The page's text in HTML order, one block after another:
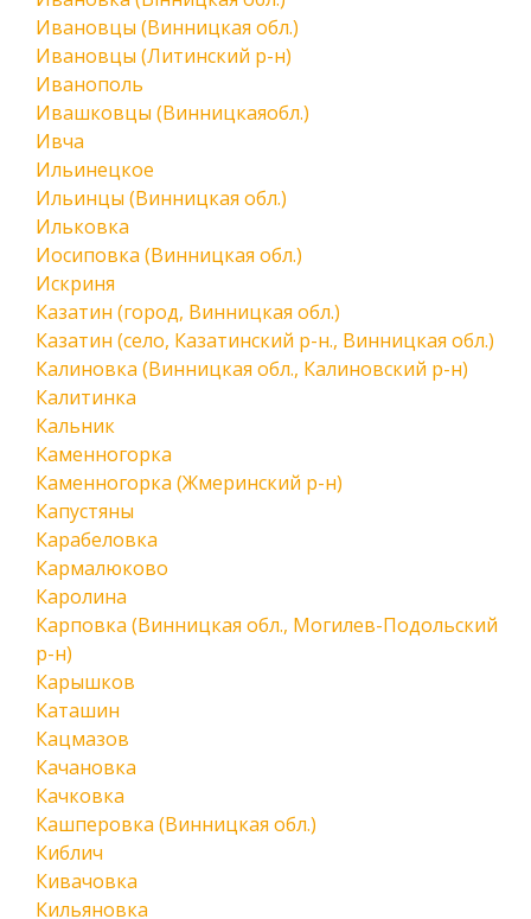
Ивановцы (Винницкая обл.)
Ивановцы (Литинский р-н)
Иванополь
Ивашковцы (Винницкаяобл.)
Ивча
Ильинецкое
Ильинцы (Винницкая обл.)
Ильковка
Иосиповка (Винницкая обл.)
Искриня
Казатин (город, Винницкая обл.)
Казатин (село, Казатинский р-н., Винницкая обл.)
Калиновка (Винницкая обл., Калиновский р-н)
Калитинка
Кальник
Каменногорка
Каменногорка (Жмеринский р-н)
Капустяны
Карабеловка
Кармалюково
Каролина
Карповка (Винницкая обл., Могилев-Подольский
р-н)
Карышков
Каташин
Кацмазов
Качановка
Качковка
Кашперовка (Винницкая обл.)
Киблич
Кивачовка
Кильяновка